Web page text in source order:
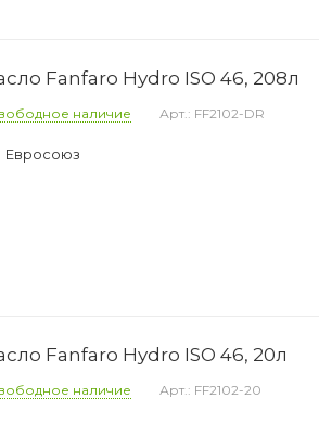
Fanfaro Hydro ISO 46, 208л
наличие Арт.: FF2102-DR
Евросоюз
Fanfaro Hydro ISO 46, 20л
наличие Арт.: FF2102-20